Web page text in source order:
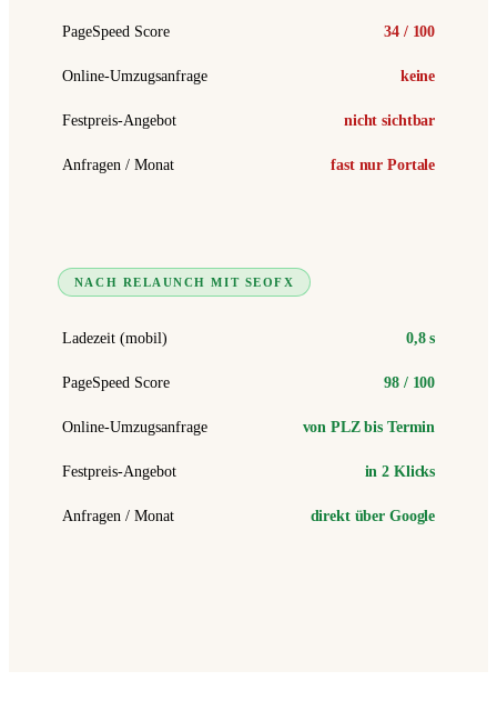
PageSpeed Score 34 / 100
Online-Umzugsanfrage keine
Festpreis-Angebot nicht sichtbar
Anfragen / Monat fast nur Portale
NACH RELAUNCH MIT SEOFX
Ladezeit (mobil) 0,8 s
PageSpeed Score 98 / 100
Online-Umzugsanfrage von PLZ bis Termin
Festpreis-Angebot in 2 Klicks
Anfragen / Monat direkt über Google